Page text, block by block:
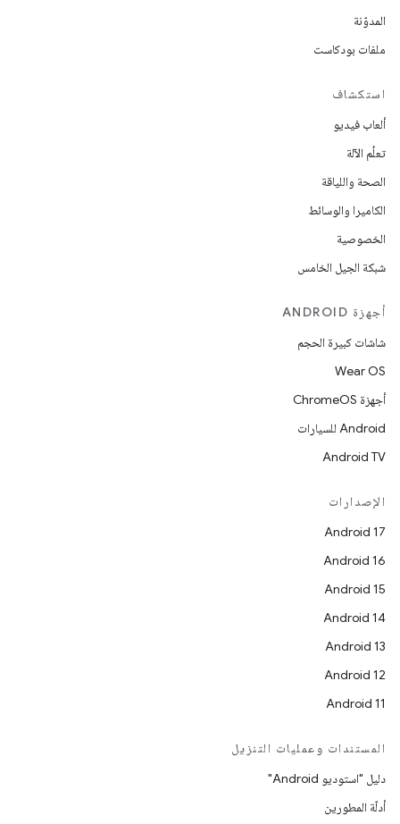
المدوّنة
ملفات بودكاست
استكشاف
ألعاب فيديو
تعلُم الآلة
الصحة واللياقة
الكاميرا والوسائط
الخصوصية
شبكة الجيل الخامس
أجهزة ANDROID
شاشات كبيرة الحجم
Wear OS
أجهزة ChromeOS
Android للسيارات
Android TV
الإصدارات
Android 17
Android 16
Android 15
Android 14
Android 13
Android 12
Android 11
المستندات وعمليات التنزيل
دليل "استوديو Android"
أدلّة المطورين